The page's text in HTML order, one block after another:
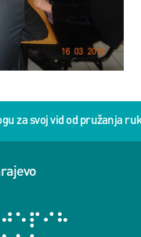
za svoj vid od pružanja